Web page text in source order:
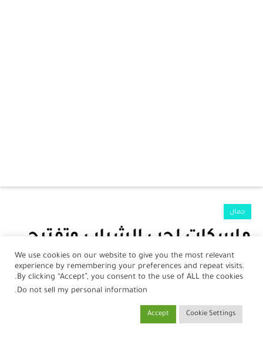
جمال
صحة
جمال
ماسكات لحب الشباب وتفتيح
البشرة
بواسطةنورلين أحمدفي 22 يناير، 2021
We use cookies on our website to give you the most relevant
experience by remembering your preferences and repeat visits.
By clicking “Accept”, you consent to the use of ALL the cookies.
Do not sell my personal information
.
Cookie Settings
Accept